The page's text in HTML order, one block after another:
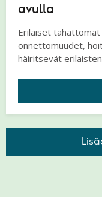
avulla
Erilaiset
onnettomuudet,
häiritsevät
henkilökunnalle.
johtaneet syyt,